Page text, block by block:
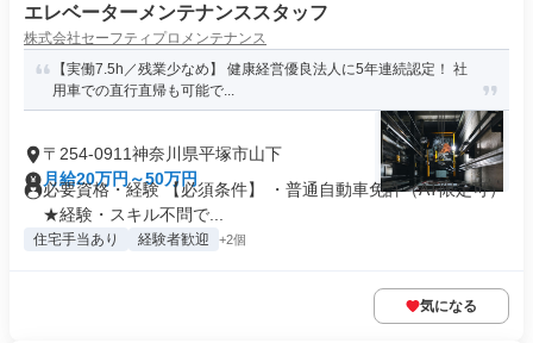
エレベーターメンテナンススタッフ
株式会社セーフティプロメンテナンス
【実働7.5h／残業少なめ】 健康経営優良法人に5年連続認定！ 社
用車での直行直帰も可能で...
〒254-0911神奈川県平塚市山下
月給20万円～50万円
必要資格・経験 【必須条件】 ・普通自動車免許（AT限定可）
★経験・スキル不問で...
住宅手当あり 経験者歓迎 +2個
気になる